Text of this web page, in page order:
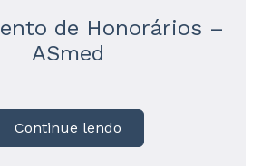
de Honorários –
ASmed
Continue lendo